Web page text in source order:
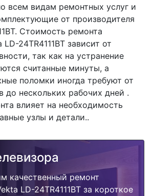
всем видам ремонтных услуг и
от производителя
Стоимость ремонта
24TR4111BT зависит от
так как на устранение
считанные минуты, а
поломки иногда требуют от
до нескольких рабочих дней .
влияет на необходимость
узлы и детали..
качественный ремонт
LD-24TR4111BT за короткое